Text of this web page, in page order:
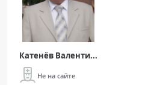
Катенёв Валенти...
Не на сайте